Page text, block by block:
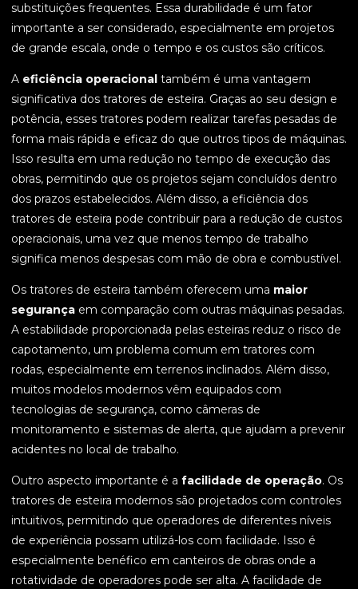
substituições frequentes. Essa durabilidade é um fator
importante a ser considerado, especialmente em projetos
de grande escala, onde o tempo e os custos são críticos.
A eficiência operacional também é uma vantagem
significativa dos tratores de esteira. Graças ao seu design e
potência, esses tratores podem realizar tarefas pesadas de
forma mais rápida e eficaz do que outros tipos de máquinas.
Isso resulta em uma redução no tempo de execução das
obras, permitindo que os projetos sejam concluídos dentro
dos prazos estabelecidos. Além disso, a eficiência dos
tratores de esteira pode contribuir para a redução de custos
operacionais, uma vez que menos tempo de trabalho
significa menos despesas com mão de obra e combustível.
Os tratores de esteira também oferecem uma maior
segurança em comparação com outras máquinas pesadas.
A estabilidade proporcionada pelas esteiras reduz o risco de
capotamento, um problema comum em tratores com
rodas, especialmente em terrenos inclinados. Além disso,
muitos modelos modernos vêm equipados com
tecnologias de segurança, como câmeras de
monitoramento e sistemas de alerta, que ajudam a prevenir
acidentes no local de trabalho.
Outro aspecto importante é a facilidade de operação. Os
tratores de esteira modernos são projetados com controles
intuitivos, permitindo que operadores de diferentes níveis
de experiência possam utilizá-los com facilidade. Isso é
especialmente benéfico em canteiros de obras onde a
rotatividade de operadores pode ser alta. A facilidade de